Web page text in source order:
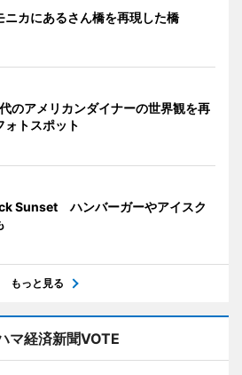
ニカにあるさん橋を再現した橋
のアメリカンダイナーの世界観を再
ォトスポット
Sunset ハンバーガーやアイスク
もっと見る
マ経済新聞VOTE